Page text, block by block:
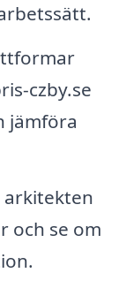
czby.se
jämföra
arkitekten
och se om